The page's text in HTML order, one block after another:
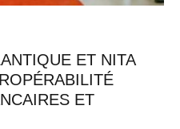
ET NITA
ET